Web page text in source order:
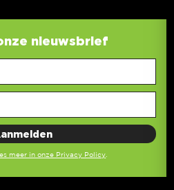
nieuwsbrief
meer in onze Privacy Policy